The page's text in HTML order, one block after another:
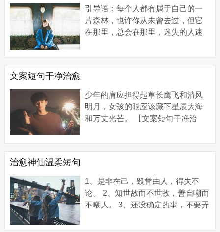
引导语：每个人都有属于自己的一
片森林，也许你从未曾去过，但它
在那里，总会在那里，迷失的人迷
小众的温柔文案】 1、保持期待，奔
赴山海。...
文案短句干净治愈
少年的肩应担得起草长鹰飞和清风
明月，女孩的眼应该藏下星辰大海
和万丈光芒。 【文案短句干净治
火。 2、不要难过，反正人生就是风
风雨雨。...
治愈神仙温柔短句
1、是非在己，毁誉由人，得失不
论。 2、知世故而不世故，善自嘲而
不嘲人。 3、还没确定的事，不要弄
柔且有力量的人。 5、尊重现在善待